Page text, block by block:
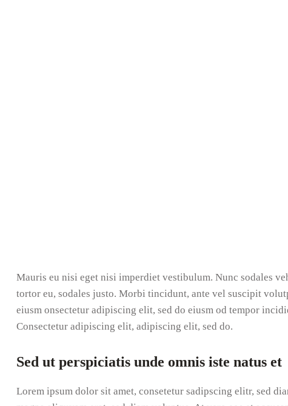
Mauris eu nisi eget nisi imperdiet vestibulum. Nunc sodales
tortor eu, sodales justo. Morbi tincidunt, ante vel suscipit
eiusm onsectetur adipiscing elit, sed do eiusm od tempor
Consectetur adipiscing elit, adipiscing elit, sed do.
Sed ut perspiciatis unde omnis iste natus et
Lorem ipsum dolor sit amet, consetetur sadipscing elitr, sed